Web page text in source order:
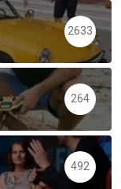
2633
264
492